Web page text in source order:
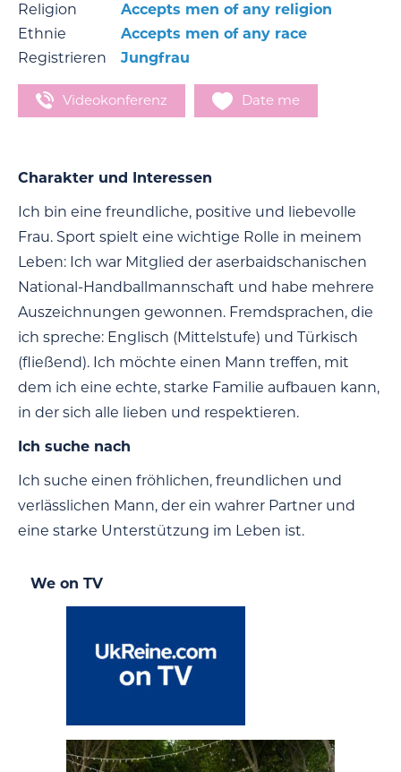
Religion
Accepts men of any religion
Ethnie
Accepts men of any race
Registrieren
Jungfrau
Videokonferenz Date me
Charakter und Interessen
Ich bin eine freundliche, positive und liebevolle
Frau. Sport spielt eine wichtige Rolle in meinem
Leben: Ich war Mitglied der aserbaidschanischen
National-Handballmannschaft und habe mehrere
Auszeichnungen gewonnen. Fremdsprachen, die
ich spreche: Englisch (Mittelstufe) und Türkisch
(fließend). Ich möchte einen Mann treffen, mit
dem ich eine echte, starke Familie aufbauen kann,
in der sich alle lieben und respektieren.
Ich suche nach
Ich suche einen fröhlichen, freundlichen und
verlässlichen Mann, der ein wahrer Partner und
eine starke Unterstützung im Leben ist.
We on TV